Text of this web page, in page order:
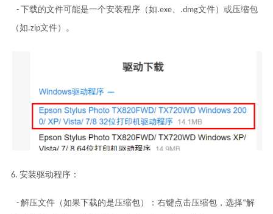
- 下载的文件可能是一个安装程序（如.exe、.dmg文件）或压缩包
（如.zip文件）。
6. 安装驱动程序：
- 解压文件（如果下载的是压缩包）：右键点击压缩包，选择“解